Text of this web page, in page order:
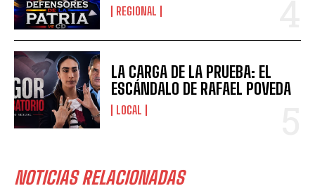
REGIONAL
LA CARGA DE LA PRUEBA: EL
ESCÁNDALO DE RAFAEL POVEDA
LOCAL
NOTICIAS RELACIONADAS